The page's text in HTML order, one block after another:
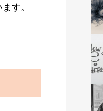
す。